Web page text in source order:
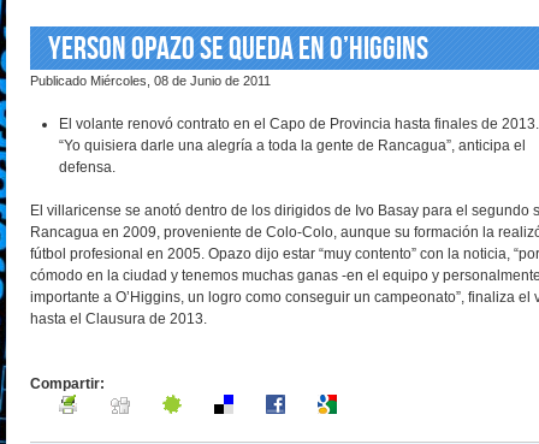
Yerson Opazo se queda en O’Higgins
Publicado Miércoles, 08 de Junio de 2011
El volante renovó contrato en el Capo de Provincia hasta finales de 2013.
“Yo quisiera darle una alegría a toda la gente de Rancagua”, anticipa el
defensa.
El villaricense se anotó dentro de los dirigidos de Ivo Basay para el segundo
Rancagua en 2009, proveniente de Colo-Colo, aunque su formación la
fútbol profesional en 2005. Opazo dijo estar “muy contento” con la noticia,
cómodo en la ciudad y tenemos muchas ganas -en el equipo y
importante a O’Higgins, un logro como conseguir un campeonato”, finaliza
hasta el Clausura de 2013.
Compartir: